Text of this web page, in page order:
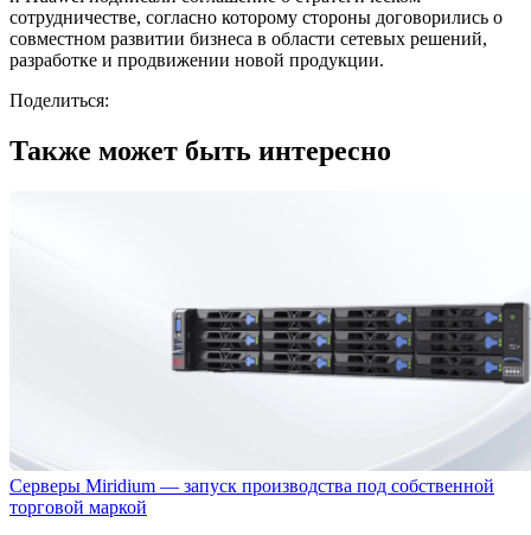
сотрудничестве, согласно которому стороны договорились о
совместном развитии бизнеса в области сетевых решений,
разработке и продвижении новой продукции.
Поделиться:
Также может быть интересно
Серверы Miridium — запуск производства под собственной
торговой маркой